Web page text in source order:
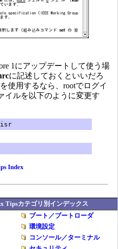
1にアップデートして使う場
に記述しておくといいだろ
使用するなら、rootでログイ
イルを以下のように変更す
isr
Index
Tipsカテゴリ別インデックス
ブート／ブートローダ
環境設定
コンソール／ターミナル